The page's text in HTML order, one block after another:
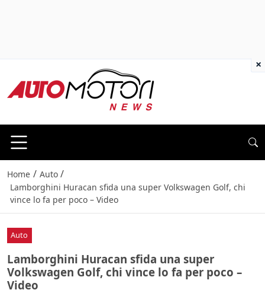
Home / Auto /
Lamborghini Huracan sfida una super Volkswagen Golf, chi
vince lo fa per poco – Video
Auto
Lamborghini Huracan sfida una super
Volkswagen Golf, chi vince lo fa per poco –
Video
×